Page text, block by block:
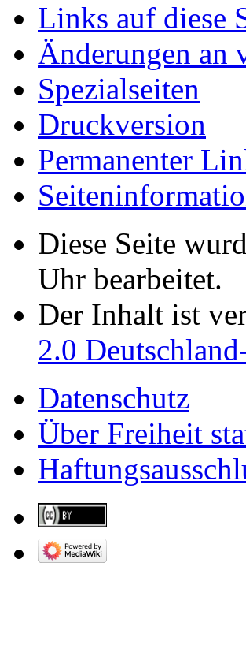
Links auf diese
Änderungen an
Spezialseiten
Druckversion
Permanenter
Diese Seite
Uhr bearbeitet.
Der Inhalt ist
2.0
Datenschutz
Über Freiheit